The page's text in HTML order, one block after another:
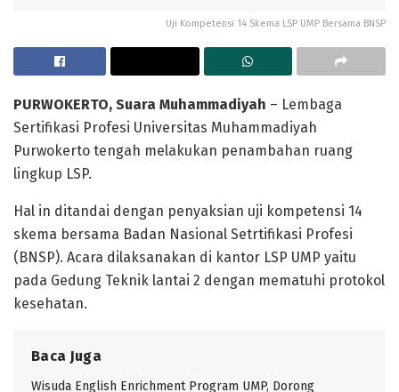
Uji Kompetensi 14 Skema LSP UMP Bersama BNSP
PURWOKERTO, Suara Muhammadiyah – Lembaga
Sertifikasi Profesi Universitas Muhammadiyah
Purwokerto tengah melakukan penambahan ruang
lingkup LSP.
Hal in ditandai dengan penyaksian uji kompetensi 14
skema bersama Badan Nasional Setrtifikasi Profesi
(BNSP). Acara dilaksanakan di kantor LSP UMP yaitu
pada Gedung Teknik lantai 2 dengan mematuhi protokol
kesehatan.
Baca Juga
Wisuda English Enrichment Program UMP, Dorong